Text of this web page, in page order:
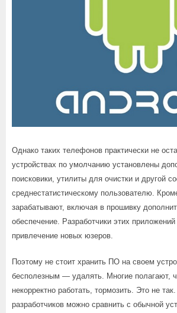
Однако таких телефонов практически не
устройствах по умолчанию установлены
поисковики, утилиты для очистки и другой
среднестатистическому пользователю.
зарабатывают, включая в прошивку
обеспечение. Разработчики этих
привлечение новых юзеров.
Поэтому не стоит хранить ПО на своем
бесполезным — удалять. Многие полагают,
некорректно работать, тормозить. Это не
разработчиков можно сравнить с обычной